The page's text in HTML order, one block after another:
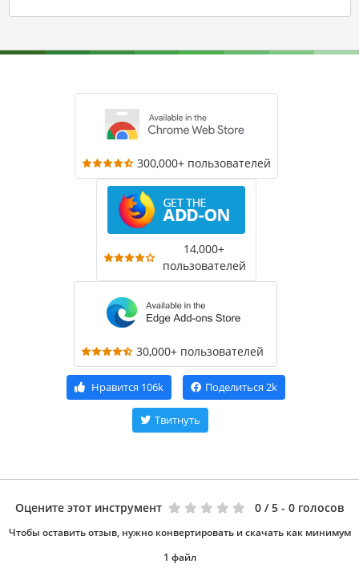
300,000+ пользователей
14,000+
пользователей
30,000+ пользователей
Нравится 106k Поделиться 2k
Твитнуть
Оцените этот инструмент 0 / 5 - 0 голосов
Чтобы оставить отзыв, нужно конвертировать и скачать как минимум
1 файл